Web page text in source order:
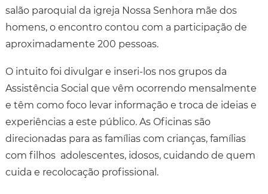
salão paroquial da igreja Nossa Senhora mãe dos
homens, o encontro contou com a participação de
aproximadamente 200 pessoas.
O intuito foi divulgar e inseri-los nos grupos da
Assistência Social que vêm ocorrendo mensalmente
e têm como foco levar informação e troca de ideias e
experiências a este público. As Oficinas são
direcionadas para as famílias com crianças, famílias
com filhos adolescentes, idosos, cuidando de quem
cuida e recolocação profissional.